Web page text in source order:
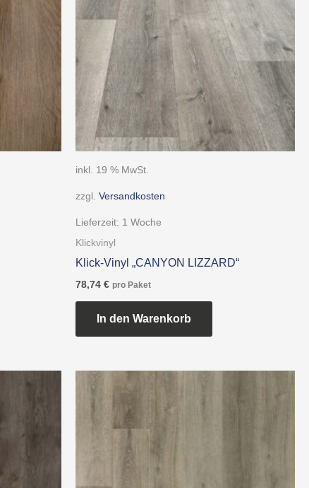
inkl. 19 % MwSt.
zzgl. Versandkosten
Lieferzeit: 1 Woche
Klickvinyl
Klick-Vinyl „CANYON LIZZARD“
78,74 € pro Paket
In den Warenkorb